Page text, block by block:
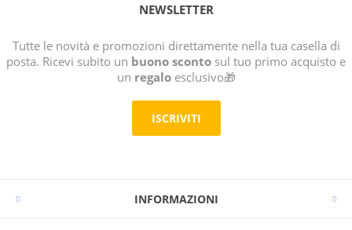
NEWSLETTER
Tutte le novità e promozioni direttamente nella tua casella di
posta. Ricevi subito un buono sconto sul tuo primo acquisto e
un regaloesclusivo🎁
ISCRIVITI
INFORMAZIONI